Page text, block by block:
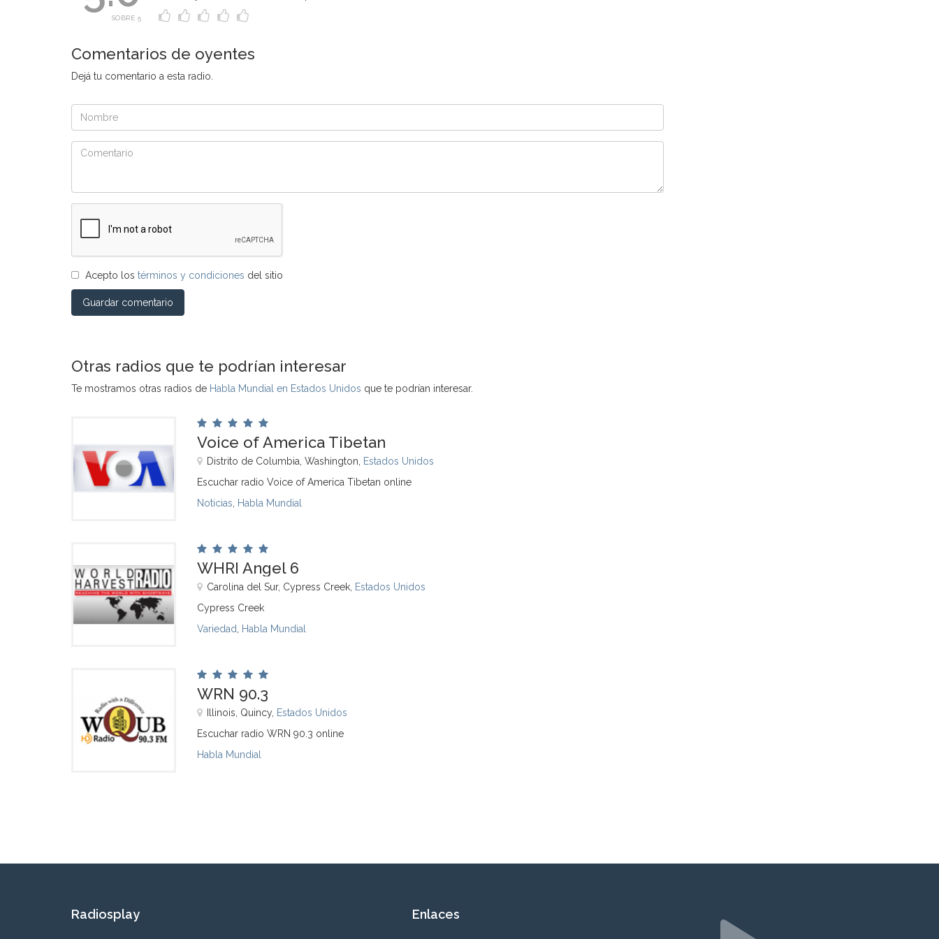
SOBRE 5
Comentarios de oyentes
Dejá tu comentario a esta radio.
Acepto los términos y condiciones del sitio
Guardar comentario
Otras radios que te podrían interesar
Te mostramos otras radios de Habla Mundial en Estados Unidos que te podrían interesar.
Voice of America Tibetan
Distrito de Columbia, Washington,
Estados Unidos
Escuchar radio Voice of America Tibetan online
Noticias
Habla Mundial
WHRI Angel 6
Carolina del Sur, Cypress Creek, Estados Unidos
Cypress Creek
Variedad
Habla Mundial
WRN 90.3
Illinois, Quincy, Estados Unidos
Escuchar radio WRN 90.3 online
Habla Mundial
Radiosplay Enlaces